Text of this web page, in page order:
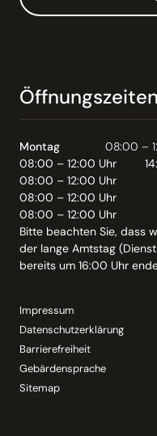
Öffnungszeiten
Montag 08:00 –
08:00 – 12:00 Uhr
08:00 – 12:00 Uhr
08:00 – 12:00 Uhr
08:00 – 12:00 Uhr
Bitte beachten Sie, dass
der lange Amtstag
bereits um 16:00 Uhr
Impressum
Datenschutzerklärung
Barrierefreiheit
Gebärdensprache
Sitemap